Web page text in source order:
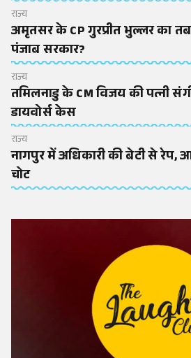
राज्य
अमृतसर के CP गुरप्रीत भुल्लर का
पंजाब सरकार?
राज्य
तमिलनाडु के CM विजय की पत्नी
डायवोर्स केस
राज्य
नागपुर में अधिकारी की बेटी से रेप,
चोट